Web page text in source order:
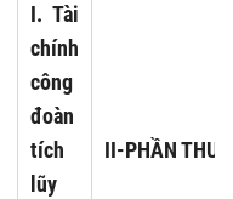
I. Tài
chính
công
đoàn
tích
lũy
II-PHẦN THU